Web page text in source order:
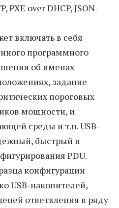
PXE over DHCP, JSON-
включать в себя
программного
об именах
задание
пороговых
мощности, и
среды и т.п. USB-
быстрый и
PDU.
конфигурации
USB-накопителей,
ответвления в ряду